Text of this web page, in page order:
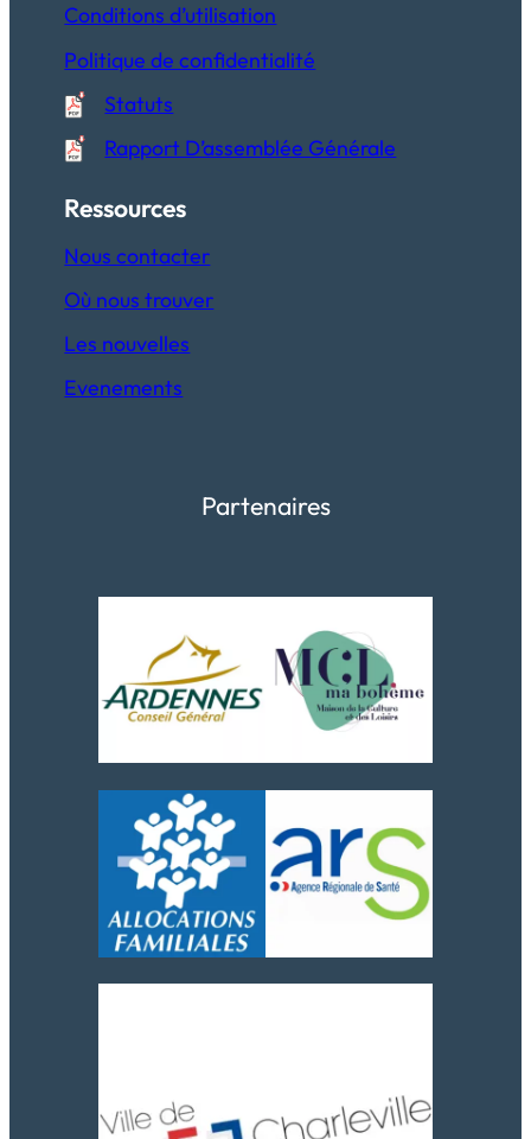
Conditions d’utilisation
Politique de confidentialité
Statuts
Rapport D’assemblée Générale
Ressources
Nous contacter
Où nous trouver
Les nouvelles
Evenements
Partenaires